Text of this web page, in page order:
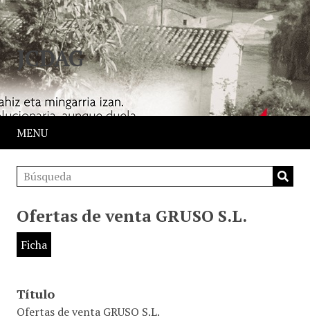
JCDAG
MENU
Ofertas de venta GRUSO S.L.
Ficha
Título
Ofertas de venta GRUSO S.L.